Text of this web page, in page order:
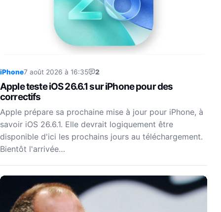
iPhone7 août 2026 à 16:35 2
Apple teste iOS 26.6.1 sur iPhone pour des
correctifs
Apple prépare sa prochaine mise à jour pour iPhone, à
savoir iOS 26.6.1. Elle devrait logiquement être
disponible d'ici les prochains jours au téléchargement.
Bientôt l'arrivée…